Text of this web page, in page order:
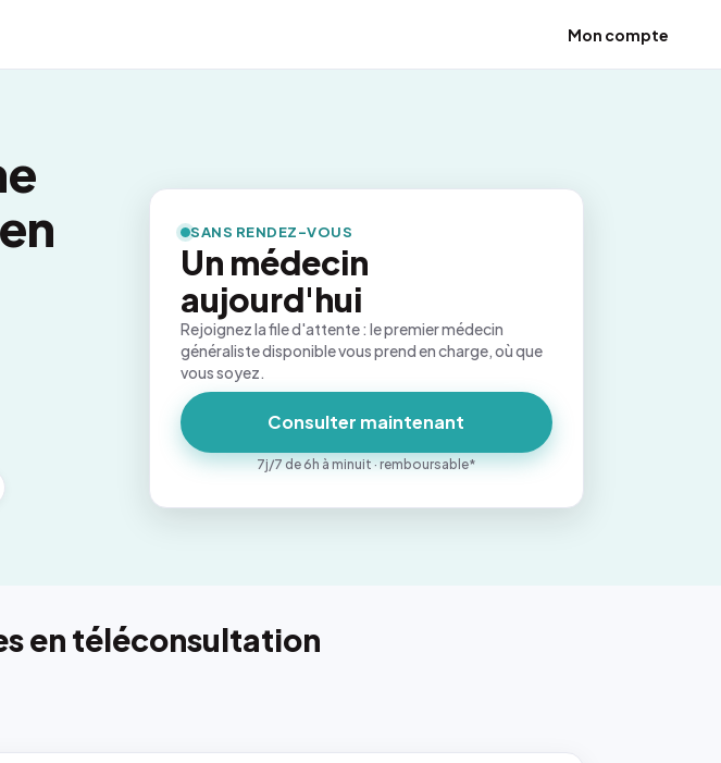
Mon compte
SANS RENDEZ-VOUS
Un médecin
aujourd'hui
Rejoignez la file d'attente : le premier médecin
généraliste disponible vous prend en charge, où que
vous soyez.
Consulter maintenant
7j/7 de 6h à minuit · remboursable*
en téléconsultation